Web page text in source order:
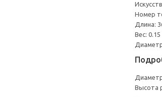
Номер
Длина:
Вес: 0.15
Высота